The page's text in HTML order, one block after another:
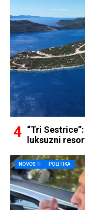
“Tri
luksuzni
NOVOSTI POLITIKA